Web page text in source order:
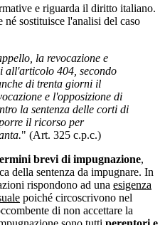
e riguarda il diritto italiano.
sostituisce l'analisi del caso
la revocazione e
all'articolo 404, secondo
di trenta giorni il
e l'opposizione di
la sentenza delle corti di
il ricorso per
" (Art. 325 c.p.c.)
brevi di impugnazione,
della sentenza da impugnare. In
rispondono ad una esigenza
poiché circoscrivono nel
di non accettare la